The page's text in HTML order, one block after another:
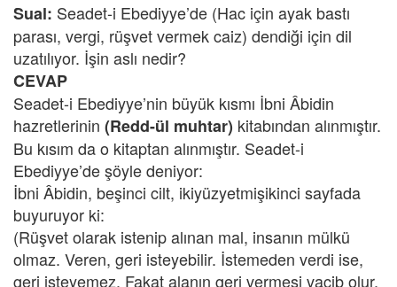
Sual: Seadet-i Ebediyye’de (Hac için ayak bastı
parası, vergi, rüşvet vermek caiz) dendiği için dil
uzatılıyor. İşin aslı nedir?
CEVAP
Seadet-i Ebediyye’nin büyük kısmı İbni Âbidin
hazretlerinin (Redd-ül muhtar) kitabından alınmıştır.
Bu kısım da o kitaptan alınmıştır. Seadet-i
Ebediyye’de şöyle deniyor:
İbni Âbidin, beşinci cilt, ikiyüzyetmişikinci sayfada
buyuruyor ki:
(Rüşvet olarak istenip alınan mal, insanın mülkü
olmaz. Veren, geri isteyebilir. İstemeden verdi ise,
geri isteyemez. Fakat alanın geri vermesi vacib olur.